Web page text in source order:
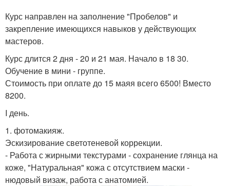
Курс направлен на заполнение "Пробелов" и
закрепление имеющихся навыков у действующих
мастеров.
Курс длится 2 дня - 20 и 21 мая. Начало в 18 30.
Обучение в мини - группе.
Стоимость при оплате до 15 маяя всего 6500! Вместо
8200.
I день.
1. фотомакияж.
Эскизирование светотеневой коррекции.
- Работа с жирными текстурами - сохранение глянца на
коже, "Натуральная" кожа с отсутствием маски -
нюдовый визаж, работа с анатомией.